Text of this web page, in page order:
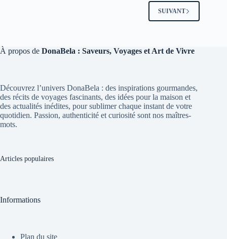
SUIVANT
À propos de DonaBela : Saveurs, Voyages et Art de Vivre
Découvrez l’univers DonaBela : des inspirations gourmandes,
des récits de voyages fascinants, des idées pour la maison et
des actualités inédites, pour sublimer chaque instant de votre
quotidien. Passion, authenticité et curiosité sont nos maîtres-
mots.
Articles populaires
Informations
Plan du site